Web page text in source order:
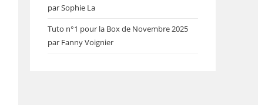
par Sophie La
Tuto n°1 pour la Box de Novembre 2025
par Fanny Voignier